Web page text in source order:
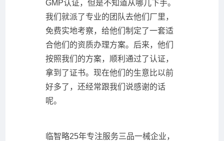
GMP认证，但是不知道从哪儿下手。
我们就派了专业的团队去他们厂里，
免费实地考察，给他们制定了一套适
合他们的资质办理方案。后来，他们
按照我们的方案，顺利通过了认证，
拿到了证书。现在他们的生意比以前
好多了，还经常跟我们说感谢的话
呢。
临智略25年专注服务三品一械企业，